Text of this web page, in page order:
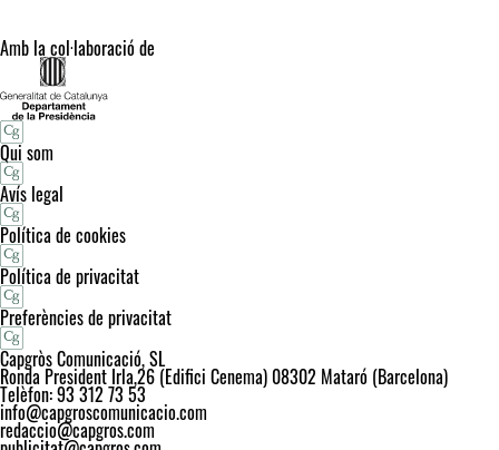
Amb la col·laboració de
Qui som
Avís legal
Política de cookies
Política de privacitat
Preferències de privacitat
Capgròs Comunicació, SL
Ronda President Irla,26 (Edifici Cenema) 08302 Mataró (Barcelona)
Telèfon: 93 312 73 53
info@capgroscomunicacio.com
redaccio@capgros.com